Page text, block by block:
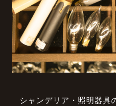
シャンデリア・照明器具